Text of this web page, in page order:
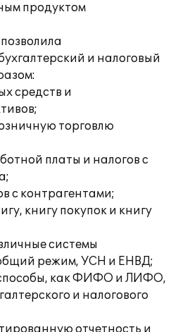
продуктом
и налоговый
средств и
торговлю
платы и налогов с
с контрагентами;
книгу покупок и книгу
системы
режим, УСН и ЕНВД;
способы, как ФИФО и ЛИФО,
и налогового
отчетность и